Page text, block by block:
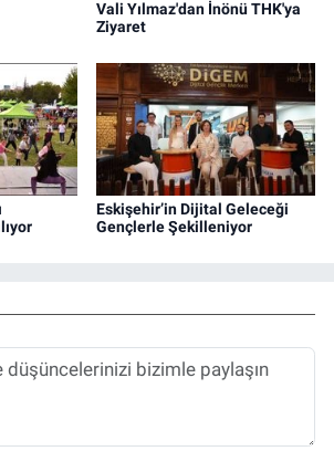
Vali Yılmaz'dan İnönü THK'ya
Ziyaret
Eskişehir’in Dijital Geleceği
Gençlerle Şekilleniyor